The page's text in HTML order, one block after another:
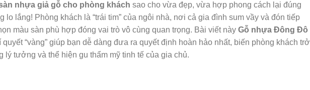
nhựa giả gỗ cho phòng khách sao cho vừa đẹp, vừa hợp phong cách lại đúng
lắng! Phòng khách là “trái tim” của ngôi nhà, nơi cả gia đình sum vầy và đón tiếp
màu sàn phù hợp đóng vai trò vô cùng quan trọng. Bài viết này Gỗ nhựa Đông Đô
quyết “vàng” giúp bạn dễ dàng đưa ra quyết định hoàn hảo nhất, biến phòng khách trở
lý tưởng và thể hiện gu thẩm mỹ tinh tế của gia chủ.